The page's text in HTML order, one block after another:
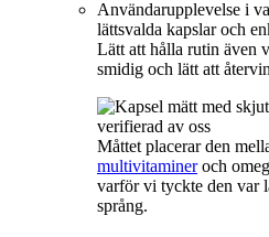
Användarupplevelse i
lättsvalda kapslar och
Lätt att hålla rutin även
smidig och lätt att
Måttet placerar den
multivitamineroch
varför vi tyckte den var
språng.